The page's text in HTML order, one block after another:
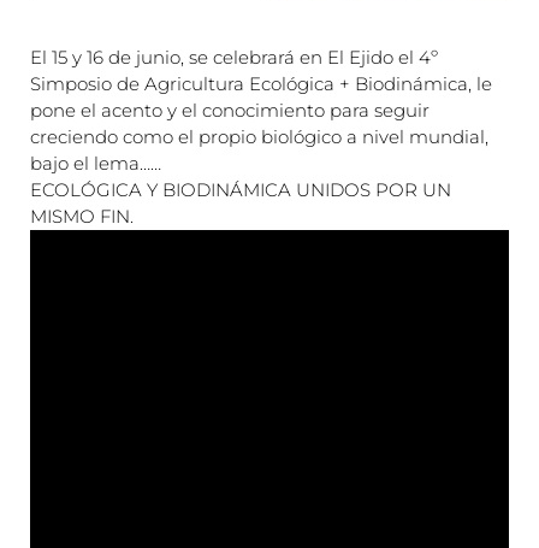
El 15 y 16 de junio, se celebrará en El Ejido el 4º
Simposio de Agricultura Ecológica + Biodinámica, le
pone el acento y el conocimiento para seguir
creciendo como el propio biológico a nivel mundial,
bajo el lema……
ECOLÓGICA Y BIODINÁMICA UNIDOS POR UN
MISMO FIN.